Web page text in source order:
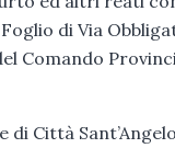
di Via
Comando
Città